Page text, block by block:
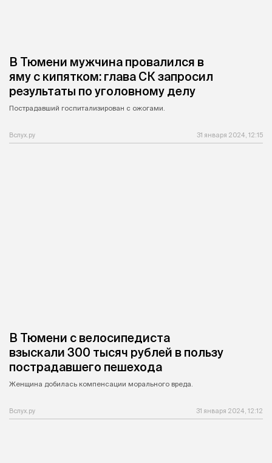
В Тюмени мужчина провалился в
яму с кипятком: глава СК запросил
результаты по уголовному делу
Пострадавший госпитализирован с ожогами.
Вслух.ру 31 января 2024, 12:15
В Тюмени с велосипедиста
взыскали 300 тысяч рублей в пользу
пострадавшего пешехода
Женщина добилась компенсации морального вреда.
Вслух.ру 31 января 2024, 12:12